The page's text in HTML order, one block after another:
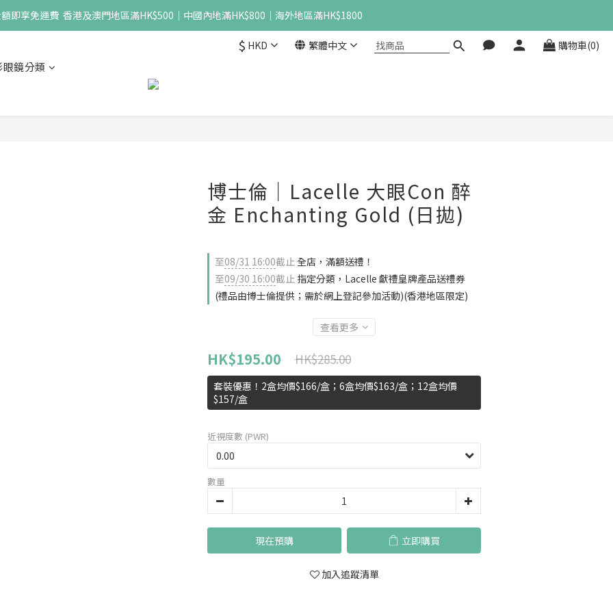
即享免運費  香港及澳門地區滿HK$500｜中國內地滿HK$800｜海外地區滿HK$1800
$ HKD 繁體中文 購物車(0)
眼鏡分類
博士倫｜Lacelle 大眼Con 醉
金 Enchanting Gold (日拋)
至08/31 16:00截止全店，滿額送禮！
至09/30 16:00截止 指定分類，Lacelle 獻禮皇牌產品送禮券
(禮品由博士倫提供；需於網上登記參加活動)(香港地區限定)
查看更多
HK$195.00 HK$285.00
套裝優惠！2盒均價$166/盒；6盒均價$163/盒；12盒均價
$157/盒
近視度數 (PWR)
數量
現在預購 立即購買
加入追蹤清單